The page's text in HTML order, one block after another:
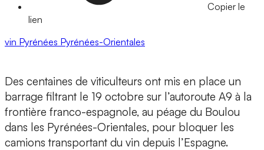
Copier le
lien
vin Pyrénées Pyrénées-Orientales
Des centaines de viticulteurs ont mis en place un
barrage filtrant le 19 octobre sur l’autoroute A9 à la
frontière franco-espagnole, au péage du Boulou
dans les Pyrénées-Orientales, pour bloquer les
camions transportant du vin depuis l’Espagne.